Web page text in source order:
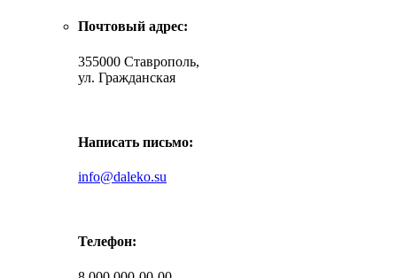
Почтовый адрес:
355000 Ставрополь,
ул. Гражданская
Написать письмо:
info@daleko.su
Телефон: